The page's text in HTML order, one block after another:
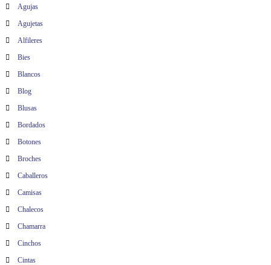
Agujas
Agujetas
Alfileres
Bies
Blancos
Blog
Blusas
Bordados
Botones
Broches
Caballeros
Camisas
Chalecos
Chamarra
Cinchos
Cintas